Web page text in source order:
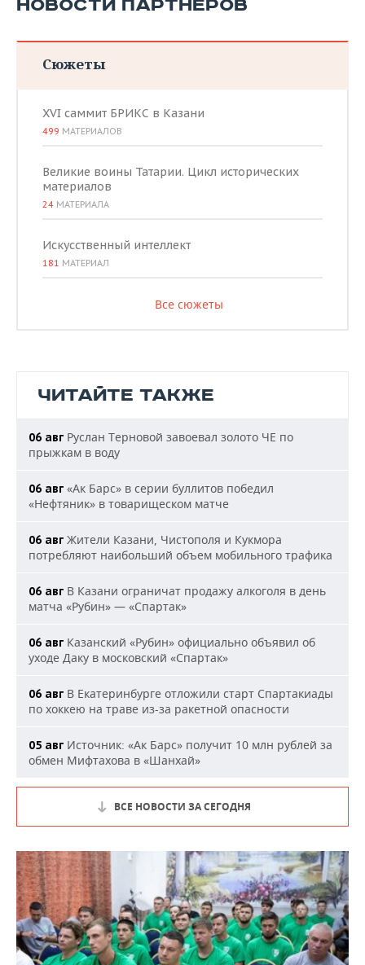
НОВОСТИ ПАРТНЕРОВ
Сюжеты
XVI саммит БРИКС в Казани
499 МАТЕРИАЛОВ
Великие воины Татарии. Цикл исторических
материалов
24 МАТЕРИАЛА
Искусственный интеллект
181 МАТЕРИАЛ
Все сюжеты
ЧИТАЙТЕ ТАКЖЕ
06 авг Руслан Терновой завоевал золото ЧЕ по
прыжкам в воду
06 авг «Ак Барс» в серии буллитов победил
«Нефтяник» в товарищеском матче
06 авг Жители Казани, Чистополя и Кукмора
потребляют наибольший объем мобильного трафика
06 авг В Казани ограничат продажу алкоголя в день
матча «Рубин» — «Спартак»
06 авг Казанский «Рубин» официально объявил об
уходе Даку в московский «Спартак»
06 авг В Екатеринбурге отложили старт Спартакиады
по хоккею на траве из-за ракетной опасности
05 авг Источник: «Ак Барс» получит 10 млн рублей за
обмен Мифтахова в «Шанхай»
ВСЕ НОВОСТИ ЗА СЕГОДНЯ